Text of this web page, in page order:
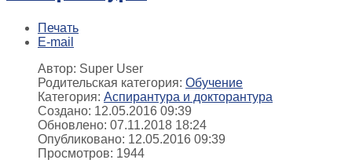
Печать
E-mail
Автор: Super User
Родительская категория: Обучение
Категория: Аспирантура и докторантура
Создано: 12.05.2016 09:39
Обновлено: 07.11.2018 18:24
Опубликовано: 12.05.2016 09:39
Просмотров: 1944